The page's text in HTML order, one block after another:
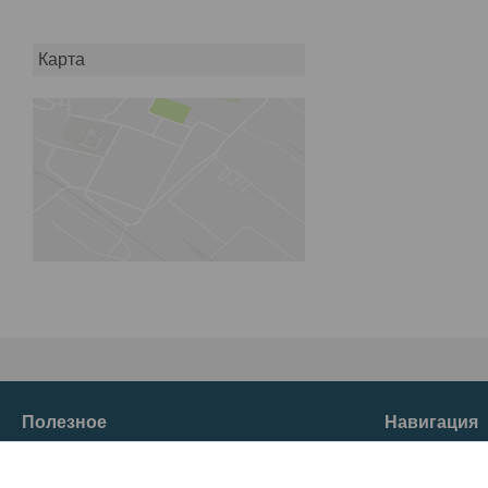
Карта
Полезное Навигация